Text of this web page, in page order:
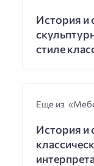
История и
стиле
Еще из
История и